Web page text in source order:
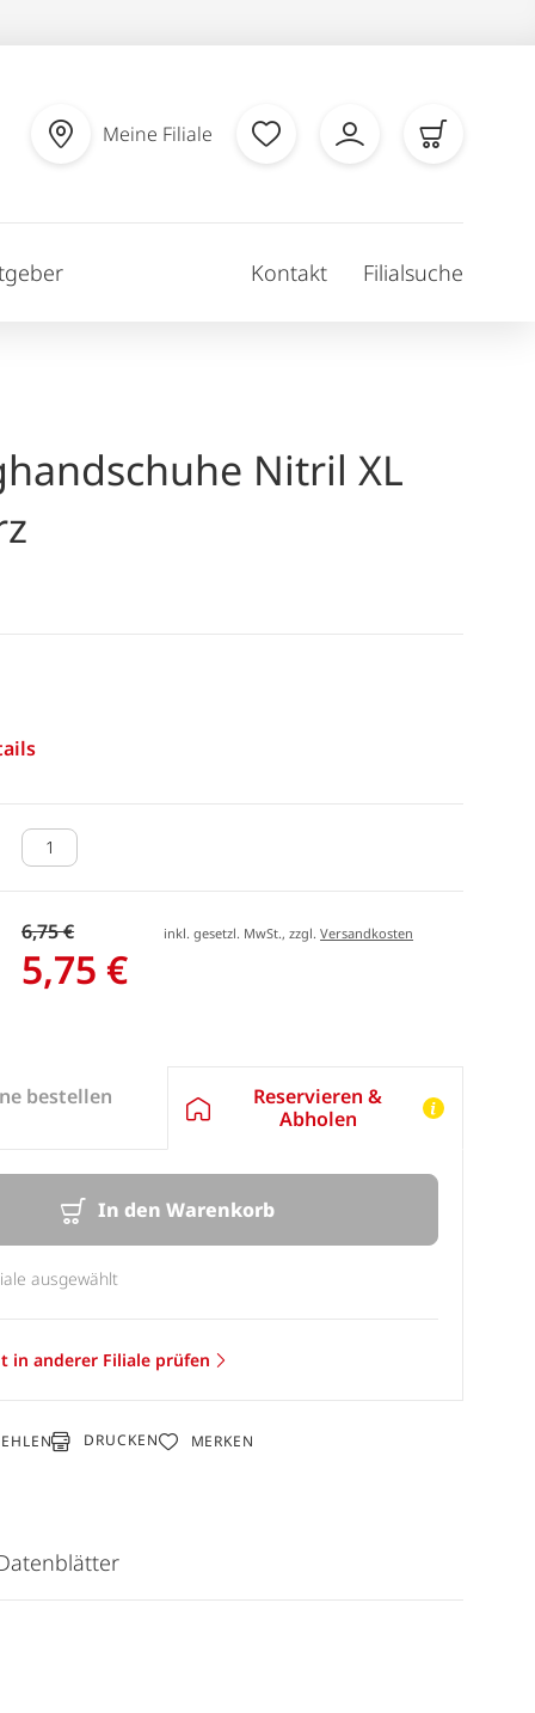
Meine Filiale
Kontakt Filialsuche
Nitril XL
6,75 €
5,75 €
inkl. gesetzl. MwSt., zzgl.Versandkosten
bestellen
Reservieren &
Abholen
In den Warenkorb
ausgewählt
in anderer Filiale prüfen
DRUCKEN MERKEN